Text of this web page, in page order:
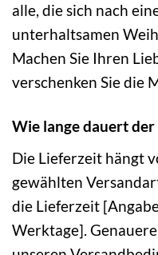
alle, die sich nach
unterhaltsamen
Machen Sie Ihren
verschenken Sie die
Wie lange dauert der
Die Lieferzeit hängt
gewählten
die Lieferzeit
Werktage].